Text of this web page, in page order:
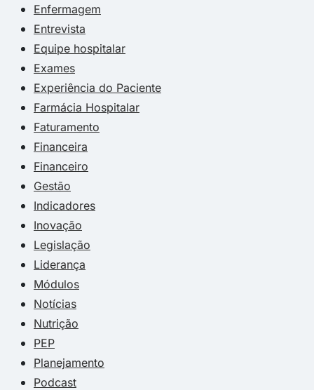
Enfermagem
Entrevista
Equipe hospitalar
Exames
Experiência do Paciente
Farmácia Hospitalar
Faturamento
Financeira
Financeiro
Gestão
Indicadores
Inovação
Legislação
Liderança
Módulos
Notícias
Nutrição
PEP
Planejamento
Podcast